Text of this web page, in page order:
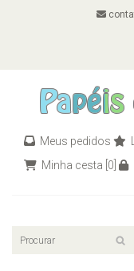
Meus pedidos
Minha cesta [0]